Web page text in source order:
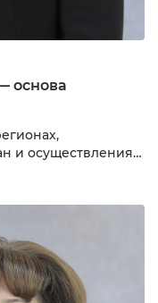
основа
и осуществления
чем
Президентом
направленных
системы
этой …